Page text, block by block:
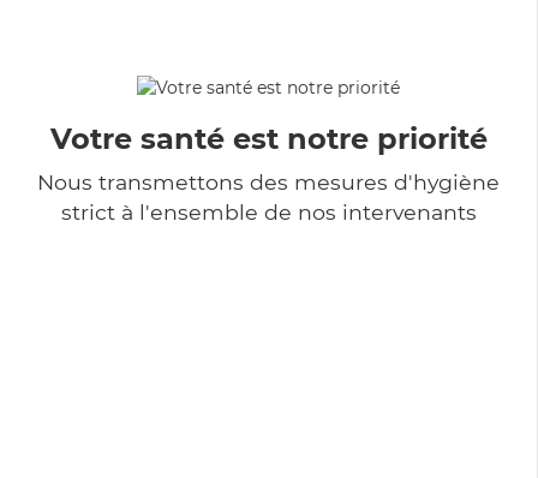
Votre santé est notre priorité
Nous transmettons des mesures d'hygiène
strict à l'ensemble de nos intervenants